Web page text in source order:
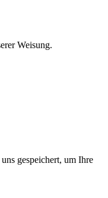
Weisung.
gespeichert, um Ihre